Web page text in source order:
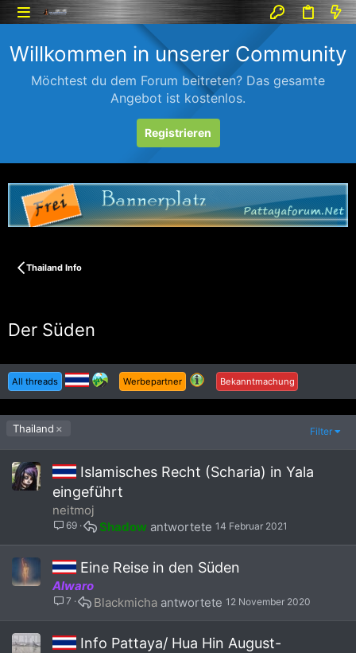
Willkommen in unserer Community
Möchtest du dem Forum beitreten? Das gesamte
Angebot ist kostenlos.
Registrieren
Thailand Info
Der Süden
All threads Werbepartner Bekanntmachung
Thailand Filter
Islamisches Recht (Scharia) in Yala
eingeführt
neitmoj
69 14 Februar 2021
Shadow
Eine Reise in den Süden
Alwaro
7 12 November 2020
Blackmicha
Info Pattaya/ Hua Hin August-